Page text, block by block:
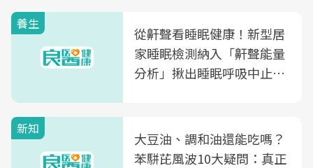
養生
從鼾聲看睡眠健康！新型居
家睡眠檢測納入「鼾聲能量
分析」揪出睡眠呼吸中止症
新知
大豆油、調和油還能吃嗎？
苯駢芘風波10大疑問：真正